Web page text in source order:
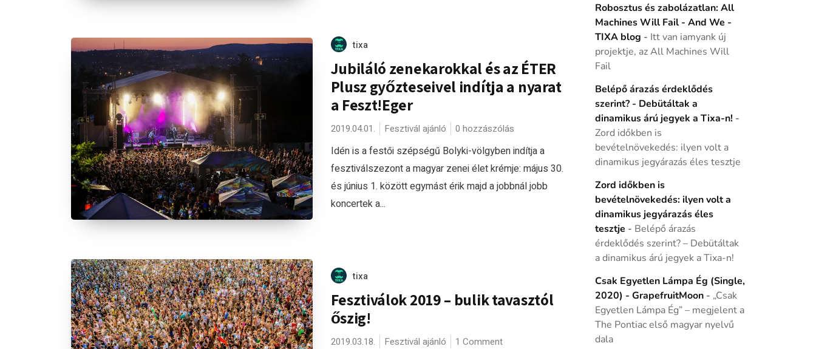
tixa
Jubiláló zenekarokkal és az ÉTER
Plusz győzteseivel indítja a nyarat
a Feszt!Eger
2019.04.01. Fesztivál ajánló 0 hozzászólás
Idén is a festői szépségű Bolyki-völgyben indítja a
fesztiválszezont a magyar zenei élet krémje: május 30.
és június 1. között egymást érik majd a jobbnál jobb
koncertek a...
tixa
Fesztiválok 2019 – bulik tavasztól
őszig!
2019.03.18. Fesztivál ajánló 1 Comment
Robosztus és zabolázatlan: All
Machines Will Fail - And We -
TIXA blog - Itt van iamyank új
projektje, az All Machines Will
Fail
Belépő árazás érdeklődés
szerint? - Debütáltak a
dinamikus árú jegyek a Tixa-n! -
Zord időkben is
bevételnövekedés: ilyen volt a
dinamikus jegyárazás éles tesztje
Zord időkben is
bevételnövekedés: ilyen volt a
dinamikus jegyárazás éles
tesztje - Belépő árazás
érdeklődés szerint? – Debütáltak
a dinamikus árú jegyek a Tixa-n!
Csak Egyetlen Lámpa Ég (Single,
2020) - GrapefruitMoon- „Csak
Egyetlen Lámpa Ég” – megjelent a
The Pontiac első magyar nyelvű
dala